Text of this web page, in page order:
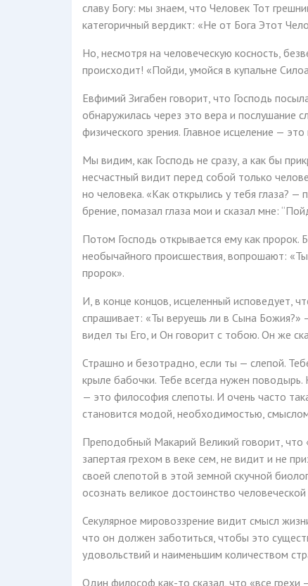
славу Богу: мы знаем, что Человек Тот
категоричный вердикт: «Не от Бога Этот
Но, несмотря на человеческую косность,
происходит! «Пойди, умойся в купальне
Евфимий Зигабен говорит, что Господь
обнаружилась через это вера и послушание
физического зрения. Главное исцеление —
Мы видим, как Господь не сразу, а как бы
несчастный видит перед собой только
но человека. «Как открылись у тебя глаза? —
брение, помазал глаза мои и сказал мне:
Потом Господь открывается ему как пророк.
необычайного происшествия, вопрошают:
пророк».
И, в конце концов, исцеленный исповедует,
спрашивает: «Ты веруешь ли в Сына Божия?»
видел ты Его, и Он говорит с тобою. Он же
Страшно и безотрадно, если ты — слепой.
крыле бабочки. Тебе всегда нужен
— это философия слепоты. И очень часто
становится модой, необходимостью,
Преподобный Макарий Великий говорит, что
запертая грехом в веке сем, не видит и не
своей слепотой в этой земной скучной
осознать великое достоинство
Секулярное мировоззрение видит смысл
что он должен заботиться, чтобы это
удовольствий и наименьшим количеством
Один философ как-то сказал, что «все грехи